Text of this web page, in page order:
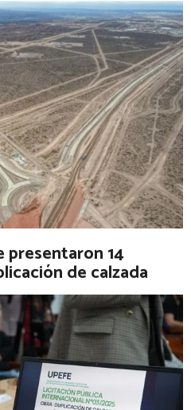
presentaron 14
de calzada